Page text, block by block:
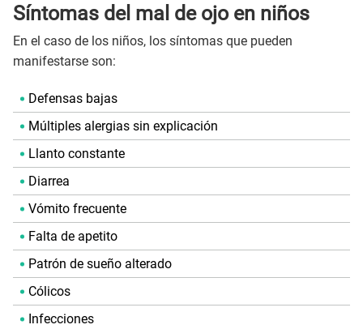
Síntomas del mal de ojo en niños
En el caso de los niños, los síntomas que pueden
manifestarse son:
Defensas bajas
Múltiples alergias sin explicación
Llanto constante
Diarrea
Vómito frecuente
Falta de apetito
Patrón de sueño alterado
Cólicos
Infecciones